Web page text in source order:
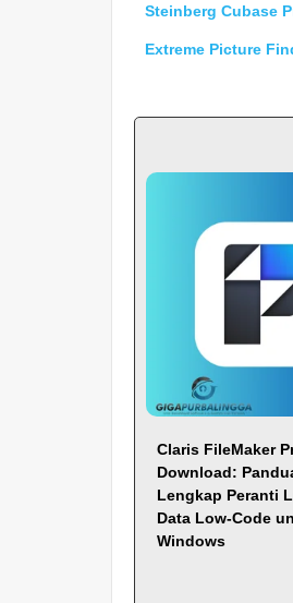
Steinberg Cubase
Extreme Picture
Claris FileMaker
Download:
Lengkap Peranti
Data Low-Code
Windows